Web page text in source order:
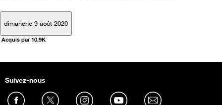
dimanche 9 août 2020
Acquis par 10.9K
Suivez-nous